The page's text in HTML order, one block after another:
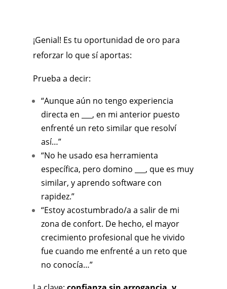
¡Genial! Es tu oportunidad de oro para
reforzar lo que sí aportas:
Prueba a decir:
“Aunque aún no tengo experiencia
directa en ___, en mi anterior puesto
enfrenté un reto similar que resolví
así…”
“No he usado esa herramienta
específica, pero domino ___, que es muy
similar, y aprendo software con
rapidez.”
“Estoy acostumbrado/a a salir de mi
zona de confort. De hecho, el mayor
crecimiento profesional que he vivido
fue cuando me enfrenté a un reto que
no conocía…”